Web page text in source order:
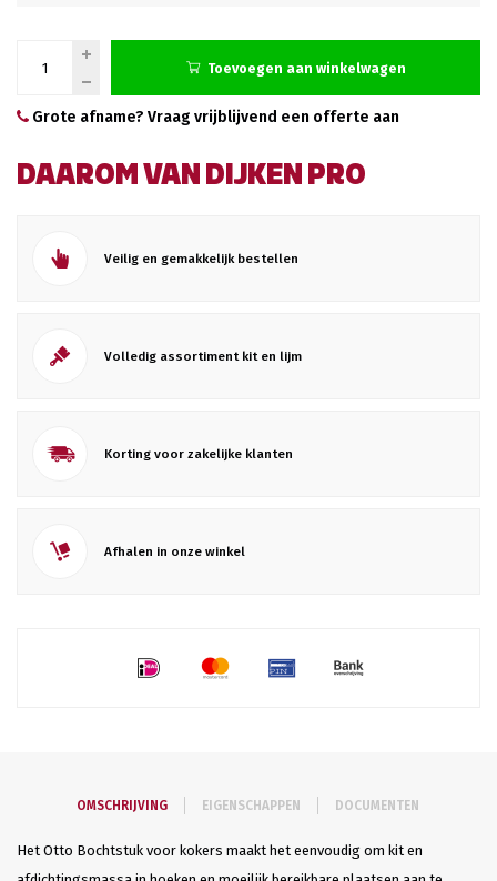
Toevoegen aan winkelwagen
Grote afname? Vraag vrijblijvend een offerte aan
DAAROM VAN DIJKEN PRO
Veilig en gemakkelijk bestellen
Volledig assortiment kit en lijm
Korting voor zakelijke klanten
Afhalen in onze winkel
OMSCHRIJVING EIGENSCHAPPEN DOCUMENTEN
Het Otto Bochtstuk voor kokers maakt het eenvoudig om kit en